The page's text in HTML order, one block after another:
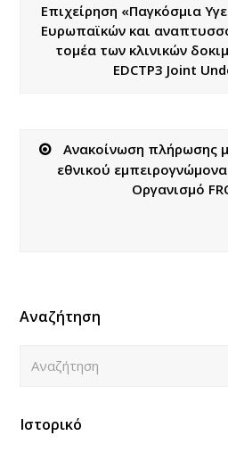
Επιχείρηση «Παγκόσμια
Ευρωπαϊκών και
τομέα των κλινικών
EDCTP3 Joint
Ανακοίνωση πλήρωσης
εθνικού
Οργανισμό
Αναζήτηση
Ιστορικό